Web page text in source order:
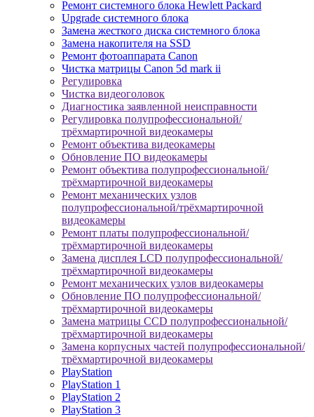
Ремонт системного блока Hewlett Packard
Upgrade системного блока
Замена жесткого диска системного блока
Замена накопителя на SSD
Ремонт фотоаппарата Canon
Чистка матрицы Canon 5d mark ii
Регулировка
Чистка видеоголовок
Диагностика заявленной неисправности
Регулировка полупрофессиональной/
трёхмартирочной видеокамеры
Ремонт объектива видеокамеры
Обновление ПО видеокамеры
Ремонт объектива полупрофессиональной/
трёхмартирочной видеокамеры
Ремонт механических узлов
полупрофессиональной/трёхмартирочной
видеокамеры
Ремонт платы полупрофессиональной/
трёхмартирочной видеокамеры
Замена дисплея LCD полупрофессиональной/
трёхмартирочной видеокамеры
Ремонт механических узлов видеокамеры
Обновление ПО полупрофессиональной/
трёхмартирочной видеокамеры
Замена матрицы CCD полупрофессиональной/
трёхмартирочной видеокамеры
Замена корпусных частей полупрофессиональной/
трёхмартирочной видеокамеры
PlayStation
PlayStation 1
PlayStation 2
PlayStation 3